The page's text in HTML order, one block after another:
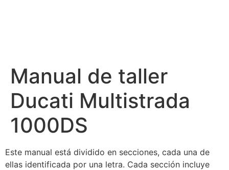
Manual de taller
Ducati Multistrada
1000DS
Este manual está dividido en secciones, cada una de
ellas identificada por una letra. Cada sección incluye